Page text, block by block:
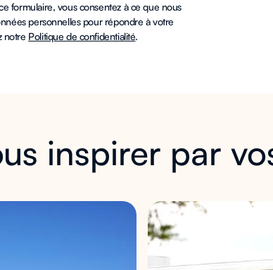
formulaire, vous consentez à ce que nous
personnelles pour répondre à votre
notre Politique de confidentialité.
inspirer par